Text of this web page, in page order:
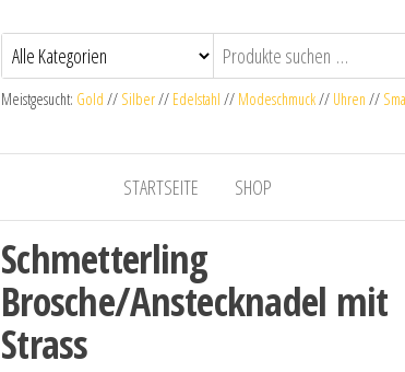
Meistgesucht: Gold // Silber// Edelstahl // Modeschmuck// Uhren //
STARTSEITE SHOP
Schmetterling
Brosche/Anstecknadel mit
Strass